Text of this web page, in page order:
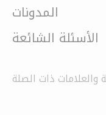
المدونات
الأسئلة الشائعة
والعلامات ذات الصلة